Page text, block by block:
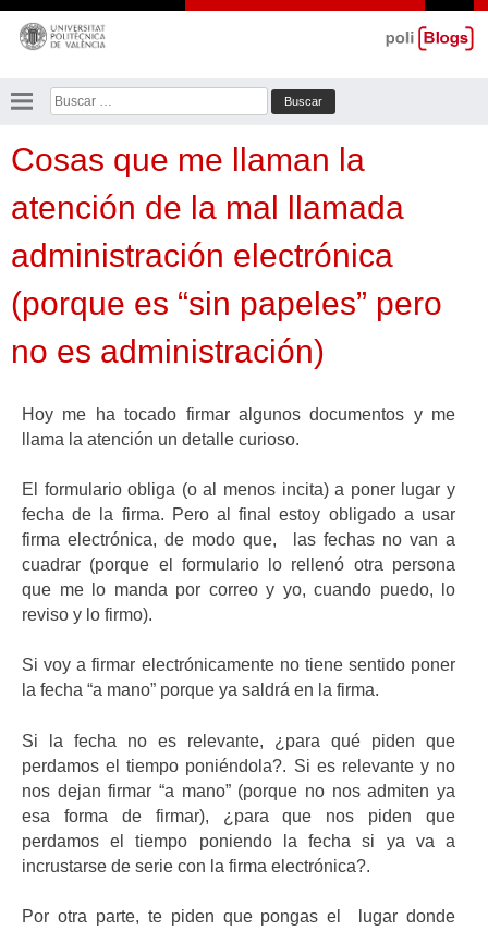
Saltar
contenido
Buscar:
Cosas que me llaman la
atención de la mal llamada
administración electrónica
(porque es “sin papeles” pero
no es administración)
Hoy me ha tocado firmar algunos documentos y me
llama la atención un detalle curioso.
El formulario obliga (o al menos incita) a poner lugar y
fecha de la firma. Pero al final estoy obligado a usar
firma electrónica, de modo que, las fechas no van a
cuadrar (porque el formulario lo rellenó otra persona
que me lo manda por correo y yo, cuando puedo, lo
reviso y lo firmo).
Si voy a firmar electrónicamente no tiene sentido poner
la fecha “a mano” porque ya saldrá en la firma.
Si la fecha no es relevante, ¿para qué piden que
perdamos el tiempo poniéndola?. Si es relevante y no
nos dejan firmar “a mano” (porque no nos admiten ya
esa forma de firmar), ¿para que nos piden que
perdamos el tiempo poniendo la fecha si ya va a
incrustarse de serie con la firma electrónica?.
Por otra parte, te piden que pongas el lugar donde